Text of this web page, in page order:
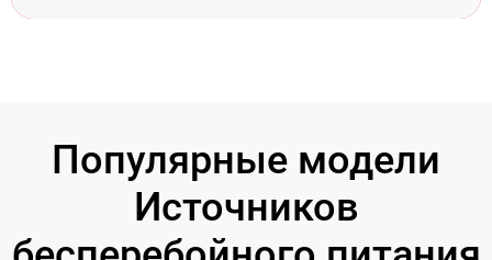
Популярные модели
Источников